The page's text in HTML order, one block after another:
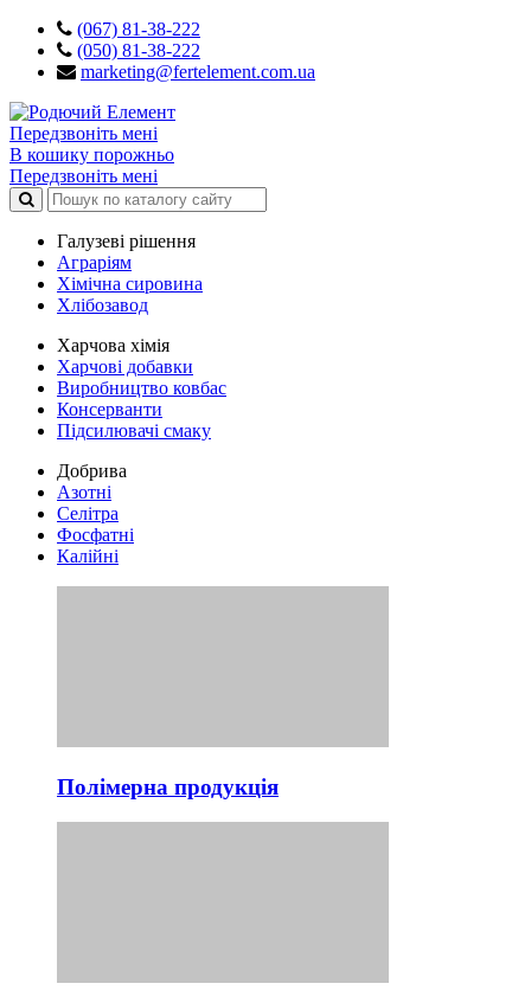
(067) 81-38-222
(050) 81-38-222
marketing@fertelement.com.ua
Передзвоніть мені
В кошику порожньо
Передзвоніть мені
Галузеві рішення
Аграріям
Хімічна сировина
Хлібозавод
Харчова хімія
Харчові добавки
Виробництво ковбас
Консерванти
Підсилювачі смаку
Добрива
Азотні
Селітра
Фосфатні
Калійні
Полімерна продукція